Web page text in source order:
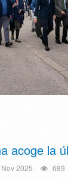
acoge la
2025 689